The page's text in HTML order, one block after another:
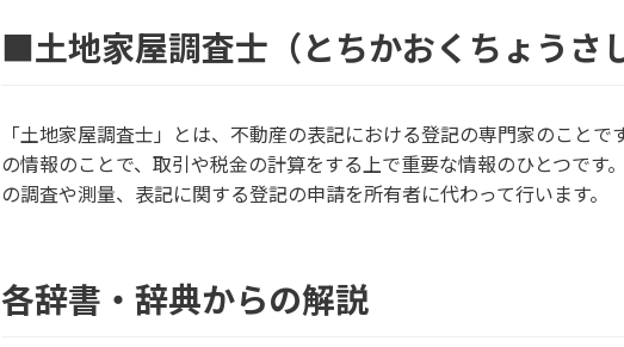
■土地家屋調査士（とちかおくちょうさ
「土地家屋調査士」とは、不動産の表記における登記の専門家のこと
の情報のことで、取引や税金の計算をする上で重要な情報のひとつです
の調査や測量、表記に関する登記の申請を所有者に代わって行います。
各辞書・辞典からの解説